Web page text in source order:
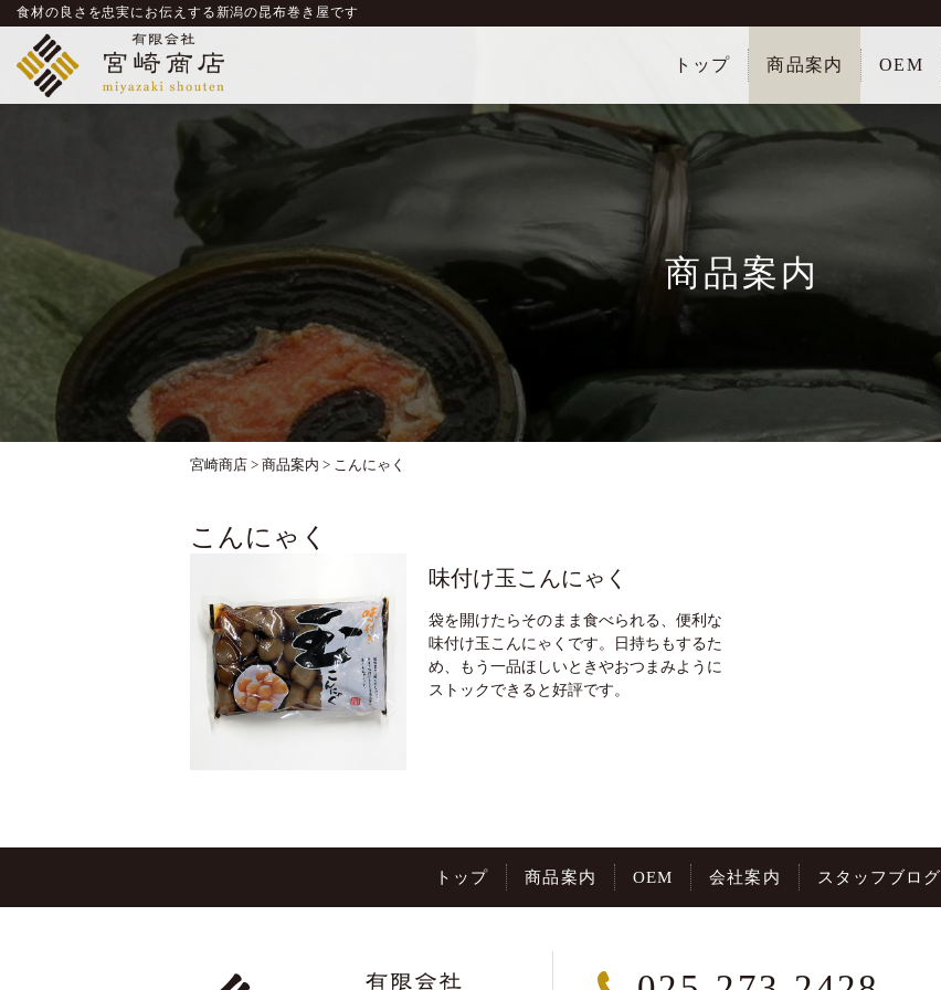
食材の良さを忠実にお伝えする新潟の昆布巻き屋です
トップ 商品案内 OEM
商品案内
宮崎商店 > 商品案内 > こんにゃく
こんにゃく
味付け玉こんにゃく
袋を開けたらそのまま食べられる、便利な
味付け玉こんにゃくです。日持ちもするた
め、もう一品ほしいときやおつまみように
ストックできると好評です。
トップ 商品案内 OEM 会社案内 スタッフブログ